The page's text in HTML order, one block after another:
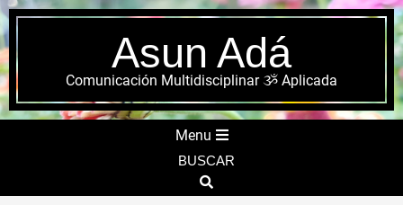
Skip
to
content
Asun Adá
Comunicación Multidisciplinar ૐ Aplicada
Menu
BUSCAR
Search